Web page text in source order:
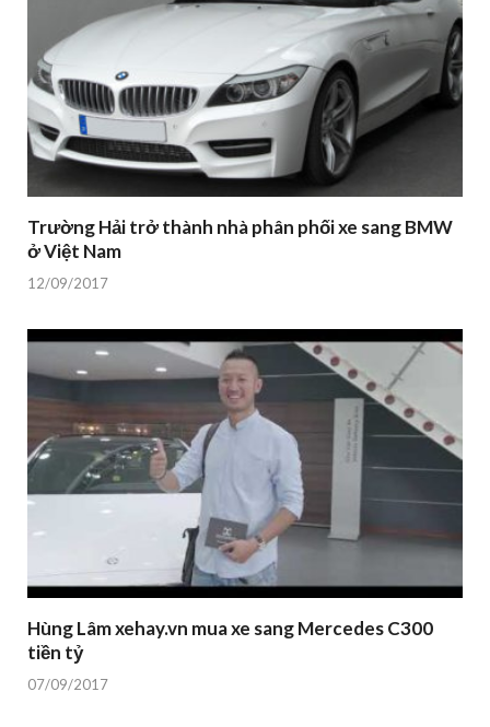
Trường Hải trở thành nhà phân phối xe sang BMW
ở Việt Nam
12/09/2017
Hùng Lâm xehay.vn mua xe sang Mercedes C300
tiền tỷ
07/09/2017